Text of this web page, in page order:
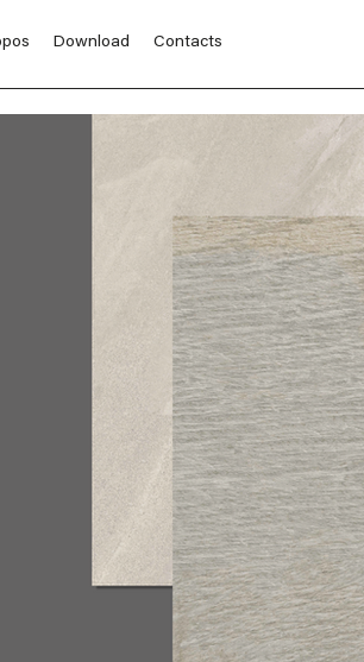
Download Contacts